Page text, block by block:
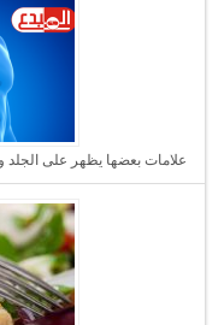
علامات بعضها يظهر على